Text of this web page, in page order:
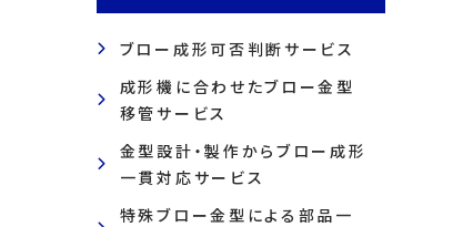
ブロー成形可否判断サービス
成形機に合わせたブロー金型
移管サービス
金型設計・製作からブロー成形
一貫対応サービス
特殊ブロー金型による部品一